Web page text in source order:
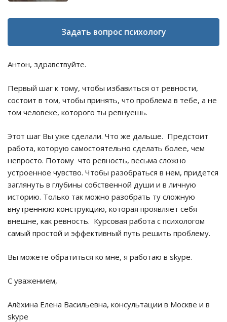
Задать вопрос психологу
Антон, здравствуйте.
Первый шаг к тому, чтобы избавиться от ревности,
состоит в том, чтобы принять, что проблема в тебе, а не
том человеке, которого ты ревнуешь.
Этот шаг Вы уже сделали. Что же дальше. Предстоит
работа, которую самостоятельно сделать более, чем
непросто. Потому что ревность, весьма сложно
устроенное чувство. Чтобы разобраться в нем, придется
заглянуть в глубины собственной души и в личную
историю. Только так можно разобрать ту сложную
внутреннюю конструкцию, которая проявляет себя
внешне, как ревность. Курсовая работа с психологом
самый простой и эффективный путь решить проблему.
Вы можете обратиться ко мне, я работаю в skype.
С уважением,
Алёхина Елена Васильевна, консультации в Москве и в
skype